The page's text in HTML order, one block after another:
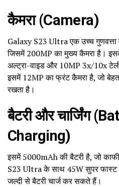
कैमरा (Camera)
Galaxy S23 Ultra एक उच्च
जिसमें 200MP का मुख्य कैमरा है।
अल्ट्रा-वाइड और 10MP 3x/10x
इसमें 12MP का फ्रंट कैमरा है, जो
रखता है।
बैटरी और चार्जिंग
Charging)
इसमें 5000mAh की बैटरी है, जो
S23 Ultra के साथ 45W सुपर फास्ट
जल्दी से बैटरी चार्ज कर सकते हैं।